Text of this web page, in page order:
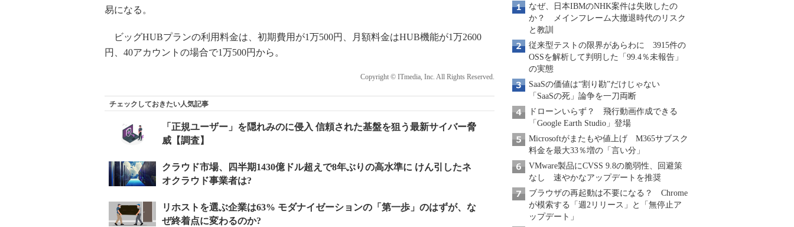
易になる。
ビッグHUBプランの利用料金は、初期費用が1万500円、月額料金はHUB機能が1万2600
円、40アカウントの場合で1万500円から。
Copyright © ITmedia, Inc. All Rights Reserved.
チェックしておきたい人気記事
なぜ、日本IBMのNHK案件は失敗したの
か？ メインフレーム大撤退時代のリスク
と教訓
従来型テストの限界があらわに 3915件の
OSSを解析して判明した「99.4％未報告」
の実態
SaaSの価値は“割り勘”だけじゃない
「SaaSの死」論争を一刀両断
ドローンいらず？ 飛行動画作成できる
「Google Earth Studio」登場
Microsoftがまたもや値上げ M365サブスク
料金を最大33％増の「言い分」
VMware製品にCVSS 9.8の脆弱性、回避策
なし 速やかなアップデートを推奨
ブラウザの再起動は不要になる？ Chrome
が模索する「週2リリース」と「無停止ア
ップデート」